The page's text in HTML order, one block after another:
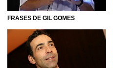
FRASES DE GIL GOMES